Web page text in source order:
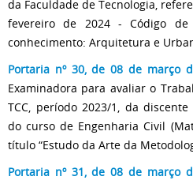
da Faculdade de Tecnologia,
fevereiro de 2024 - Código de
conhecimento: Arquitetura e
Portaria nº 30, de 08 de março
Examinadora para avaliar o
TCC, período 2023/1, da discente
do curso de Engenharia Civil
título “Estudo da Arte da
Portaria nº 31, de 08 de março